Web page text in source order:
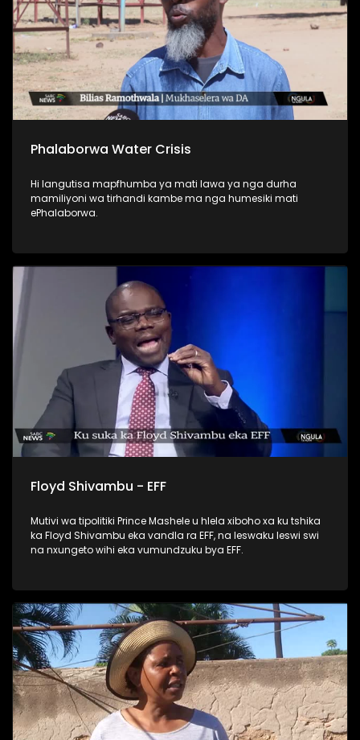
Phalaborwa Water Crisis
Hi langutisa mapfhumba ya mati lawa ya nga durha
mamiliyoni wa tirhandi kambe ma nga humesiki mati
ePhalaborwa.
Floyd Shivambu - EFF
Mutivi wa tipolitiki Prince Mashele u hlela xiboho xa ku tshika
ka Floyd Shivambu eka vandla ra EFF, na leswaku leswi swi
na nxungeto wihi eka vumundzuku bya EFF.